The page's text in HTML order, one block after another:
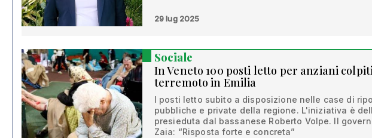
29 lug 2025
Sociale
In Veneto 100 posti letto per anziani
terremoto in Emilia
I posti letto subito a disposizione nelle case di
pubbliche e private della regione. L'iniziativa è
presieduta dal bassanese Roberto Volpe. Il
Zaia: “Risposta forte e concreta”